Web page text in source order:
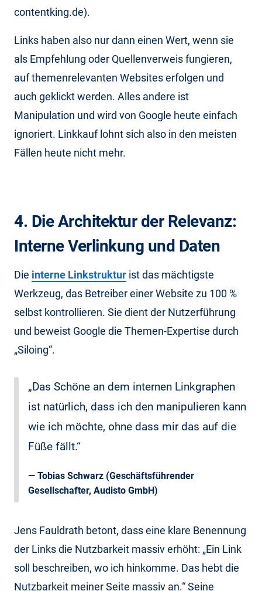
contentking.de).
Links haben also nur dann einen Wert, wenn sie
als Empfehlung oder Quellenverweis fungieren,
auf themenrelevanten Websites erfolgen und
auch geklickt werden. Alles andere ist
Manipulation und wird von Google heute einfach
ignoriert. Linkkauf lohnt sich also in den meisten
Fällen heute nicht mehr.
4. Die Architektur der Relevanz:
Interne Verlinkung und Daten
Die interne Linkstruktur ist das mächtigste
Werkzeug, das Betreiber einer Website zu 100 %
selbst kontrollieren. Sie dient der Nutzerführung
und beweist Google die Themen-Expertise durch
„Siloing“.
„Das Schöne an dem internen Linkgraphen
ist natürlich, dass ich den manipulieren kann
wie ich möchte, ohne dass mir das auf die
Füße fällt.“
— Tobias Schwarz (Geschäftsführender
Gesellschafter, Audisto GmbH)
Jens Fauldrath betont, dass eine klare Benennung
der Links die Nutzbarkeit massiv erhöht: „Ein Link
soll beschreiben, wo ich hinkomme. Das hebt die
Nutzbarkeit meiner Seite massiv an.“ Seine